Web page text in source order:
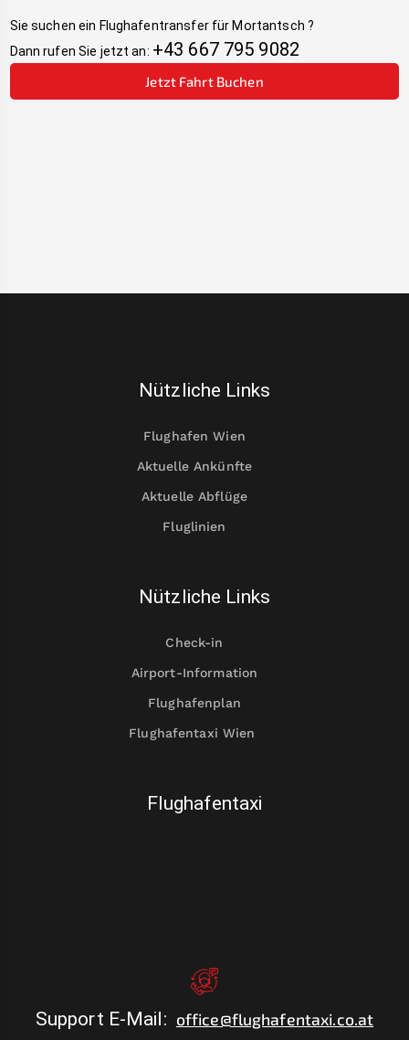
Sie suchen ein Flughafentransfer für Mortantsch ?
Dann rufen Sie jetzt an: +43 667 795 9082
Jetzt Fahrt Buchen
Nützliche Links
Flughafen Wien
Aktuelle Ankünfte
Aktuelle Abflüge
Fluglinien
Nützliche Links
Check-in
Airport-Information
Flughafenplan
Flughafentaxi Wien
Flughafentaxi
Support E-Mail: office@flughafentaxi.co.at